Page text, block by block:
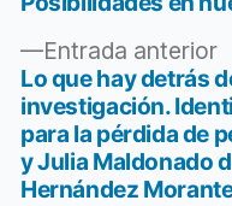
de
entradas
Entrada anterior
Lo que hay detrás
investigación.
para la pérdida de
y Julia Maldonado
Hernández